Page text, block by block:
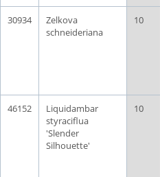
30934
Zelkova
schneideriana
10
46152
Liquidambar
styraciflua
'Slender
Silhouette'
10